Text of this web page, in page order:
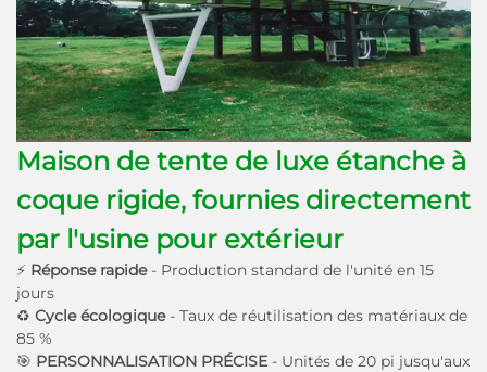
Maison de tente de luxe étanche à
coque rigide, fournies directement
par l'usine pour extérieur
⚡ Réponse rapide - Production standard de l'unité en 15
jours
♻ Cycle écologique - Taux de réutilisation des matériaux de
85 %
🎯 PERSONNALISATION PRÉCISE - Unités de 20 pi jusqu'aux